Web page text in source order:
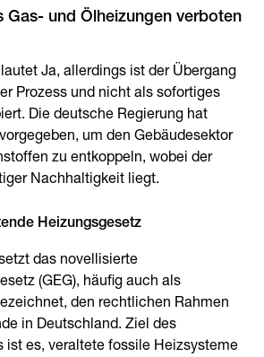
Gas- und Ölheizungen verboten
Ja, allerdings ist der Übergang
Prozess und nicht als sofortiges
Die deutsche Regierung hat
um den Gebäudesektor
zu entkoppeln, wobei der
Nachhaltigkeit liegt.
Heizungsgesetz
das novellisierte
(GEG), häufig auch als
den rechtlichen Rahmen
in Deutschland. Ziel des
ist es, veraltete fossile Heizsysteme